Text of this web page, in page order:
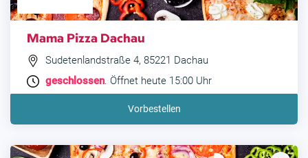
Mama Pizza Dachau
Sudetenlandstraße 4, 85221 Dachau
geschlossen. Öffnet heute 15:00 Uhr
Vorbestellen